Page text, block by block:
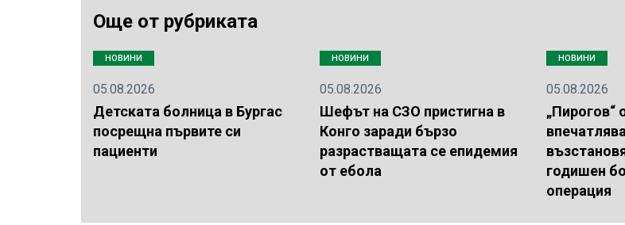
Още от рубриката
НОВИНИ
05.08.2026
Детската болница в Бургас
посрещна първите си
пациенти
НОВИНИ
05.08.2026
Шефът на СЗО пристигна в
Конго заради бързо
разрастващата се епидемия
от ебола
НОВИНИ
05.08.2026
„Пирогов“
годишен
операция